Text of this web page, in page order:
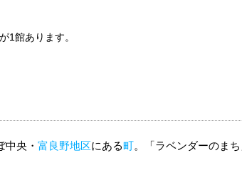
1館あります。
中央・ 富良野地区にある町。「ラベンダーのま